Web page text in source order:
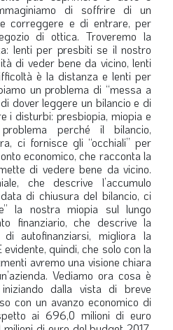
di soffrire di un
correggere e di entrare, per
di ottica. Troveremo la
lenti per presbiti se il nostro
di veder bene da vicino, lenti
è la distanza e lenti per
un problema di “messa a
dover leggere un bilancio e di
i disturbi: presbiopia, miopia e
perché il bilancio,
ci fornisce gli “occhiali” per
economico, che racconta la
di vedere bene da vicino.
che descrive l’accumulo
data di chiusura del bilancio, ci
la nostra miopia sul lungo
finanziario, che descrive la
autofinanziarsi, migliora la
quindi, che solo con la
avremo una visione chiara
Vediamo ora cosa è
dalla vista di breve
con un avanzo economico di
ai 696,0 milioni di euro